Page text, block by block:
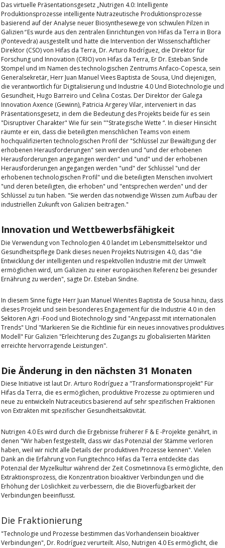
Das virtuelle Präsentationsgesetz „Nutrigen 4.0: Intelligente
Produktionsprozesse intelligente Nutrazeutische Produktionsprozesse
basierend auf der Analyse neuer Biosynthesewege von schwulen Pilzen in
Galizien”Es wurde aus den zentralen Einrichtungen von Hifas da Terra in Bora
(Pontevedra) ausgestellt und hatte die Intervention derWissenschaftlicher
Direktor (CSO) von Hifas da Terra, Dr. Arturo Rodríguez, die Direktor für
Forschung und Innovation (CRIO) von Hifas da Terra, Er Dr. Esteban Sinde
Stompel und im Namen des technologischen ZentrumsAnfaco-Copesca, sein
Generalsekretär, Herr Juan Manuel Viees Baptista de Sousa, Und diejenigen,
die verantwortlich für Digitalisierung und Industrie 4.0 Und Biotechnologie und
Gesundheit, Hugo Barreiro und Celina Costas. Der Direktor der Galega
Innovation Axence (Gewinn), Patricia Argerey Vilar, interveniert in das
Präsentationsgesetz, in dem die Bedeutung des Projekts beide für es sein
"Disruptiver Charakter" Wie für sein ""Strategische Wette “. In dieser Hinsicht
räumte er ein, dass die beteiligten menschlichen Teams von einem
hochqualifizierten technologischen Profil der "Schlüssel zur Bewältigung der
erhobenen Herausforderungen" sein werden und "und der erhobenen
Herausforderungen angegangen werden" und "und" und der erhobenen
Herausforderungen angegangen werden "und" der Schlüssel "und der
erhobenen technologischen Profil" und die beteiligten Menschen involviert
"und deren beteiligten, die erhoben" und "entsprechen werden" und der
Schlüssel zu tun haben. "Sie werden das notwendige Wissen zum Aufbau der
industriellen Zukunft von Galizien beitragen."
Innovation und Wettbewerbsfähigkeit
Die Verwendung von Technologien 4.0 landet im Lebensmittelsektor und
Gesundheitspflege Dank dieses neuen Projekts Nutrisigen 4.0, das "die
Entwicklung der intelligenten und respektvollen Industrie mit der Umwelt
ermöglichen wird, um Galizien zu einer europäischen Referenz bei gesunder
Ernährung zu werden", sagte Dr. Esteban Sindne.
In diesem Sinne fügte Herr Juan Manuel Wienites Baptista de Sousa hinzu, dass
dieses Projekt und sein besonderes Engagement für die Industrie 4.0 in den
Sektoren Agri -Food und Biotechnology sind "Angepasst mit internationalen
Trends" Und "Markieren Sie die Richtlinie für ein neues innovatives produktives
Modell" Für Galizien "Erleichterung des Zugangs zu globalisierten Märkten
erreichte hervorragende Leistungen".
Die Änderung in den nächsten 31 Monaten
Diese Initiative ist laut Dr. Arturo Rodríguez a "Transformationsprojekt" Für
Hifas da Terra, die es ermöglichen, produktive Prozesse zu optimieren und
neue zu entwickeln Nutraceutics basierend auf sehr spezifischen Fraktionen
von Extrakten mit spezifischer Gesundheitsaktivität.
Nutrigen 4.0 Es wird durch die Ergebnisse früherer F & E -Projekte genährt, in
denen "Wir haben festgestellt, dass wir das Potenzial der Stämme verloren
haben, weil wir nicht alle Details der produktiven Prozesse kennen". Vielen
Dank an die Erfahrung von Fungitechnco Hifas da Terra entdeckte das
Potenzial der Myzelkultur während der Zeit Cosmetinnova Es ermöglichte, den
Extraktionsprozess, die Konzentration bioaktiver Verbindungen und die
Erhöhung der Löslichkeit zu verbessern, die die Bioverfügbarkeit der
Verbindungen beeinflusst.
Die Fraktionierung
"Technologie und Prozesse bestimmen das Vorhandensein bioaktiver
Verbindungen", Dr. Rodríguez verurteilt. Also, Nutrigen 4.0 Es ermöglicht, die